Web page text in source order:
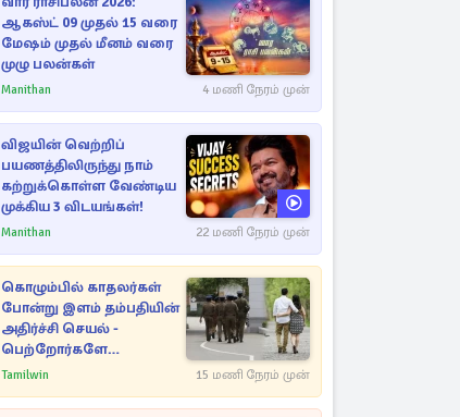
ஆகஸ்ட் 09 முதல் 15 வரை
மேஷம் முதல் மீனம் வரை
முழு பலன்கள்
Manithan 4 மணி நேரம் முன்
விஜயின் வெற்றிப்
பயணத்திலிருந்து நாம்
கற்றுக்கொள்ள வேண்டிய
முக்கிய 3 விடயங்கள்!
Manithan 22 மணி நேரம் முன்
கொழும்பில் காதலர்கள்
போன்று இளம் தம்பதியின்
அதிர்ச்சி செயல் -
பெற்றோர்களே
எச்சரிக்கை
Tamilwin 15 மணி நேரம் முன்